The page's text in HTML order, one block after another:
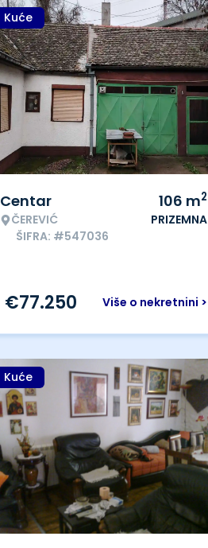
Kuće
Centar
ČEREVIĆ
ŠIFRA: #547036
106 m2
PRIZEMNA
Više o nekretnini >
€77.250
Kuće